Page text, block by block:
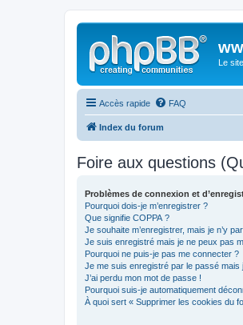
Le
Accès rapide FAQ
Index du forum
Foire aux questions
Problèmes de connexion et
Pourquoi dois-je m’enregistrer ?
Que signifie COPPA ?
Je souhaite m’enregistrer, mais je n’y
Je suis enregistré mais je ne peux pas
Pourquoi ne puis-je pas me connecter ?
Je me suis enregistré par le passé
J’ai perdu mon mot de passe !
Pourquoi suis-je automatiquement
À quoi sert « Supprimer les cookies du